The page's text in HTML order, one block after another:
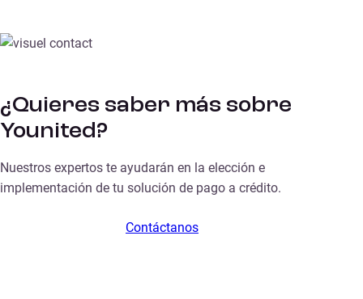
¿Quieres saber más sobre
Younited?
Nuestros expertos te ayudarán en la elección e
implementación de tu solución de pago a crédito.
Contáctanos